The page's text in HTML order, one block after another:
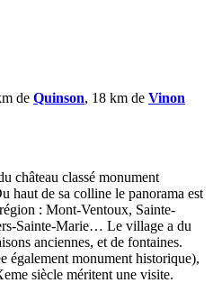
de Quinson, 18 km de Vinon
château classé monument
haut de sa colline le panorama est
: Mont-Ventoux, Sainte-
Sainte-Marie… Le village a du
anciennes, et de fontaines.
également monument historique),
siècle méritent une visite.